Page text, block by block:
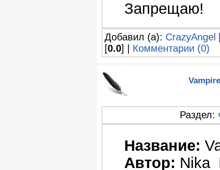
Запрещаю!
Добавил (а): CrazyAngel
[0.0] | Комментарии (0)
Раздел:
Название:
Автор: